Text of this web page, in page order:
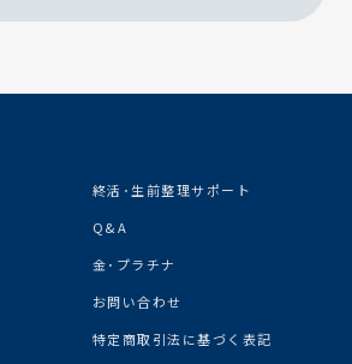
終活･生前整理サポート
Q&A
金･プラチナ
お問い合わせ
特定商取引法に基づく表記